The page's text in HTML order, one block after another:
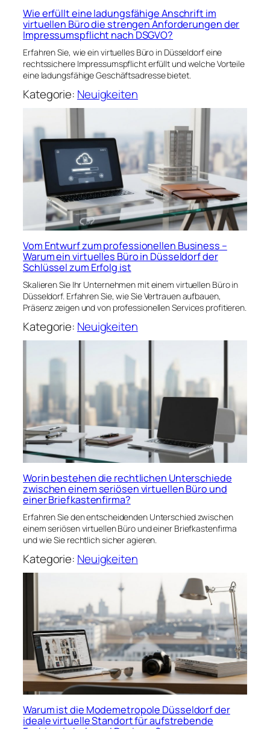
Wie erfüllt eine ladungsfähige Anschrift im
virtuellen Büro die strengen Anforderungen der
Impressumspflicht nach DSGVO?
Erfahren Sie, wie ein virtuelles Büro in Düsseldorf eine
rechtssichere Impressumspflicht erfüllt und welche Vorteile
eine ladungsfähige Geschäftsadresse bietet.
Kategorie: Neuigkeiten
Vom Entwurf zum professionellen Business –
Warum ein virtuelles Büro in Düsseldorf der
Schlüssel zum Erfolg ist
Skalieren Sie Ihr Unternehmen mit einem virtuellen Büro in
Düsseldorf. Erfahren Sie, wie Sie Vertrauen aufbauen,
Präsenz zeigen und von professionellen Services profitieren.
Kategorie: Neuigkeiten
Worin bestehen die rechtlichen Unterschiede
zwischen einem seriösen virtuellen Büro und
einer Briefkastenfirma?
Erfahren Sie den entscheidenden Unterschied zwischen
einem seriösen virtuellen Büro und einer Briefkastenfirma
und wie Sie rechtlich sicher agieren.
Kategorie: Neuigkeiten
Warum ist die Modemetropole Düsseldorf der
ideale virtuelle Standort für aufstrebende